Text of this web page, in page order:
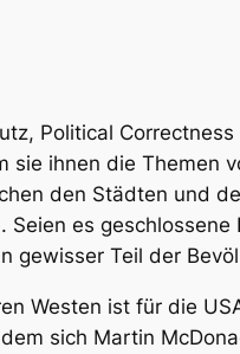
Political
sie ihnen die Themen
den Städten und
Seien es
gewisser Teil der
Westen ist für die
sich Martin